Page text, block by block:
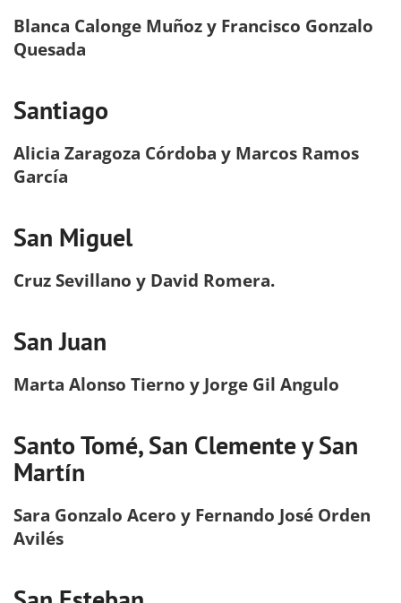
Blanca Calonge Muñoz y Francisco Gonzalo
Quesada
Santiago
Alicia Zaragoza Córdoba y Marcos Ramos
García
San Miguel
Cruz Sevillano y David Romera.
San Juan
Marta Alonso Tierno y Jorge Gil Angulo
Santo Tomé, San Clemente y San
Martín
Sara Gonzalo Acero y Fernando José Orden
Avilés